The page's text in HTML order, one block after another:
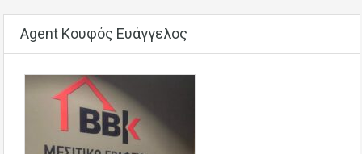
Agent Κουφός Ευάγγελος